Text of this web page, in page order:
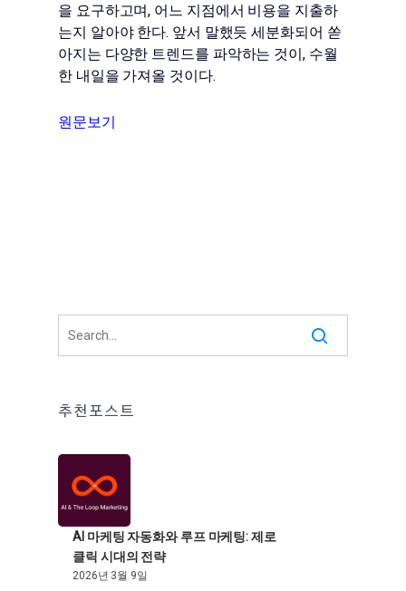
을 요구하고며, 어느 지점에서 비용을 지출하
는지 알아야 한다. 앞서 말했듯 세분화되어 쏟
아지는 다양한 트렌드를 파악하는 것이, 수월
한 내일을 가져올 것이다.
원문보기
추천포스트
AI 마케팅 자동화와 루프 마케팅: 제로
클릭 시대의 전략
2026년 3월 9일